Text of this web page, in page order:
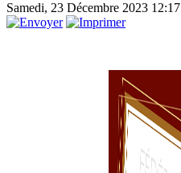
Samedi, 23 Décembre 2023 12:17